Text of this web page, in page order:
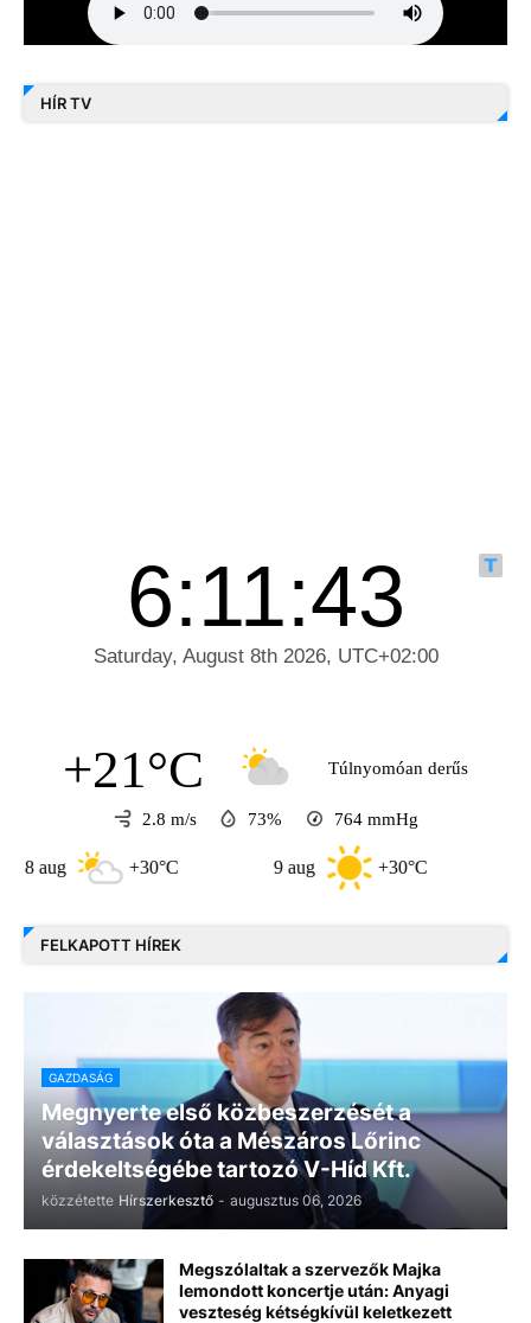
HÍR TV
+21°C Túlnyomóan derűs
2.8 m/s 73% 764 mmHg
+30°C +30°C
FELKAPOTT HÍREK
GAZDASÁG
Megnyerte első közbeszerzését a
választások óta a Mészáros Lőrinc
érdekeltségébe tartozó V-Híd Kft.
közzétette Hírszerkesztő - augusztus 06, 2026
Megszólaltak a szervezők Majka
lemondott koncertje után: Anyagi
veszteség kétségkívül keletkezett